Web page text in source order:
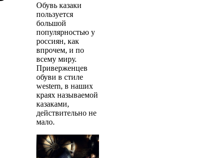
Обувь казаки
пользуется
большой
популярностью у
россиян, как
впрочем, и по
всему миру.
Приверженцев
обуви в стиле
western, в наших
краях называемой
казаками,
действительно не
мало.